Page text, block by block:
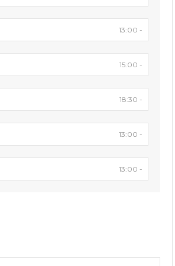
13:00 -
15:00 -
18:30 -
13:00 -
13:00 -